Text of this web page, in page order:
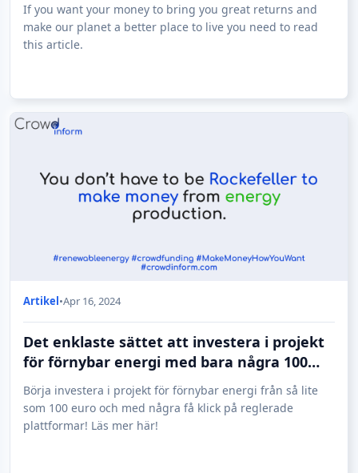
If you want your money to bring you great returns and
make our planet a better place to live you need to read
this article.
Artikel•Apr 16, 2024
Det enklaste sättet att investera i projekt
för förnybar energi med bara några 100
euro!
Börja investera i projekt för förnybar energi från så lite
som 100 euro och med några få klick på reglerade
plattformar! Läs mer här!